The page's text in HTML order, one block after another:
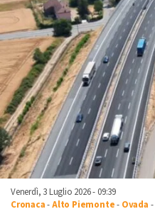
Venerdì, 3 Luglio 2026 - 09:39
Cronaca-Alto Piemonte- Ovada -